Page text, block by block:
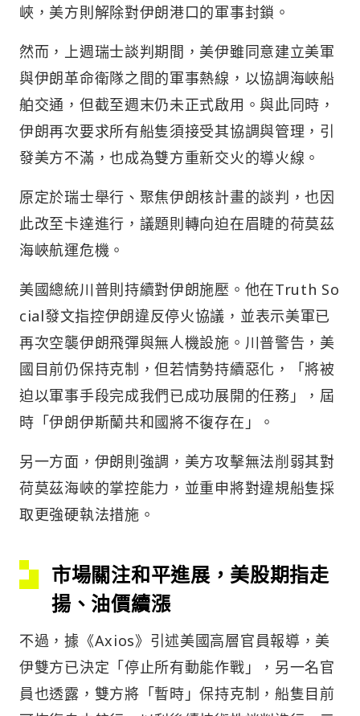
峽，美方則解除對伊朗港口的軍事封鎖。
然而，上週瑞士談判期間，美伊雖同意建立美軍
與伊朗革命衛隊之間的軍事熱線，以協調海峽船
舶交通，但截至週末仍未正式啟用。與此同時，
伊朗再次要求所有船隻須接受其協調與管理，引
發美方不滿，也成為雙方重新交火的導火線。
原定於瑞士舉行、聚焦伊朗核計畫的談判，也因
此改至卡達進行，議題則轉向迫在眉睫的荷莫茲
海峽航運危機。
美國總統川普則持續對伊朗施壓。他在Truth So
cial發文指控伊朗違反停火協議，並表示美軍已
再次空襲伊朗飛彈與無人機設施。川普警告，美
國目前仍保持克制，但若情勢持續惡化，「將被
迫以軍事手段完成我們已成功展開的任務」，屆
時「伊朗伊斯蘭共和國將不復存在」。
另一方面，伊朗則強調，美方攻擊無法削弱其對
荷莫茲海峽的掌控能力，並重申將對違規船隻採
取更強硬執法措施。
市場關注和平進展，美股期指走
揚、油價續漲
不過，據《Axios》引述美國高層官員報導，美
伊雙方已決定「停止所有動能作戰」，另一名官
員也透露，雙方將「暫時」保持克制，船隻目前